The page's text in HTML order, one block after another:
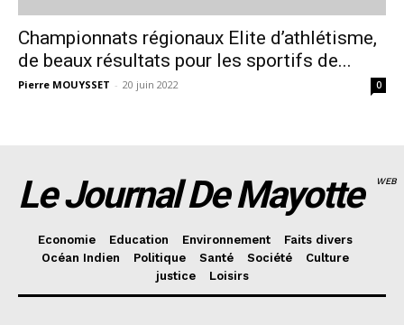
Championnats régionaux Elite d’athlétisme,
de beaux résultats pour les sportifs de...
Pierre MOUYSSET - 20 juin 2022 0
Le Journal De Mayotte WEB
Economie Education Environnement
Faits divers
Océan Indien
Politique Santé Société
Culture
justice
Loisirs